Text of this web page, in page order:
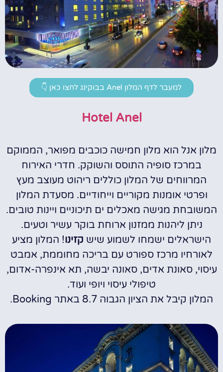
למעבר לדף המלון Anel בבוקינג לחצו כאן 👇
Hotel Anel
מלון אנל הוא מלון חמישה כוכבים מפואר, הממוקם
במרכז סופיה התוסס והשוקק. חדרי האירוח
המרווחים של המלון כוללים ריהוט מעוצב מעץ
ופרטי אומנות מקוריים וייחודיים. מסעדת המלון
המשובחת מגישה מאכלים ים תיכוניים ויינות טובים.
ניתן ליהנות ממזנון ארוחת בוקר עשיר וטעים.
הישראלים ישמחו לשמוע שיש קזינו! המלון מציע
לאורחיו מרכז ספורט עם בריכה מחוממת, אמבט
עיסוי, סאונת אדים, סאונה יבשה, תא אינפרה-אדום,
טיפולי עיסוי ויופי ועוד.
המלון קיבל את הציון הגבוה 8.7 באתר Booking.